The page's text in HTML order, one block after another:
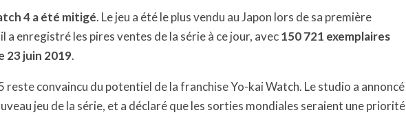
4 a été mitigé. Le jeu a été le plus vendu au Japon lors de sa première
a enregistré les pires ventes de la série à ce jour, avec150 721 exemplaires
23 juin 2019.
reste convaincu du potentiel de la franchise Yo-kai Watch. Le studio a annoncé
jeu de la série, et a déclaré que les sorties mondiales seraient une priorité